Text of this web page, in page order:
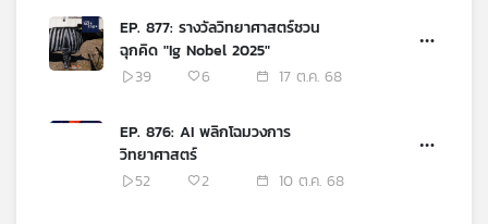
EP. 877: รางวัลวิทยาศาสตร์ชวน
ฉุกคิด "Ig Nobel 2025"
39
6 17 ต.ค. 68
EP. 876: AI พลิกโฉมวงการ
วิทยาศาสตร์
52
2 10 ต.ค. 68